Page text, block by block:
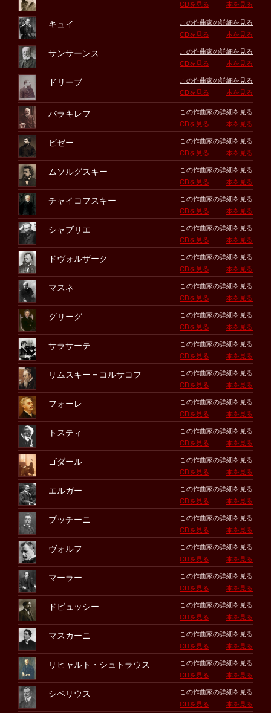
CDを見る
本を見る
キュイ
この作曲家の詳細を見る
CDを見る
本を見る
サンサーンス
この作曲家の詳細を見る
CDを見る
本を見る
ドリーブ
この作曲家の詳細を見る
CDを見る
本を見る
バラキレフ
この作曲家の詳細を見る
CDを見る
本を見る
ビゼー
この作曲家の詳細を見る
CDを見る
本を見る
ムソルグスキー
この作曲家の詳細を見る
CDを見る
本を見る
チャイコフスキー
この作曲家の詳細を見る
CDを見る
本を見る
シャブリエ
この作曲家の詳細を見る
CDを見る
本を見る
ドヴォルザーク
この作曲家の詳細を見る
CDを見る
本を見る
マスネ
この作曲家の詳細を見る
CDを見る
本を見る
グリーグ
この作曲家の詳細を見る
CDを見る
本を見る
サラサーテ
この作曲家の詳細を見る
CDを見る
本を見る
リムスキー＝コルサコフ
この作曲家の詳細を見る
CDを見る
本を見る
フォーレ
この作曲家の詳細を見る
CDを見る
本を見る
トスティ
この作曲家の詳細を見る
CDを見る
本を見る
ゴダール
この作曲家の詳細を見る
CDを見る
本を見る
エルガー
この作曲家の詳細を見る
CDを見る
本を見る
プッチーニ
この作曲家の詳細を見る
CDを見る
本を見る
ヴォルフ
この作曲家の詳細を見る
CDを見る
本を見る
マーラー
この作曲家の詳細を見る
CDを見る
本を見る
ドビュッシー
この作曲家の詳細を見る
CDを見る
本を見る
マスカーニ
この作曲家の詳細を見る
CDを見る
本を見る
リヒャルト・シュトラウス
この作曲家の詳細を見る
CDを見る
本を見る
シベリウス
この作曲家の詳細を見る
CDを見る
本を見る